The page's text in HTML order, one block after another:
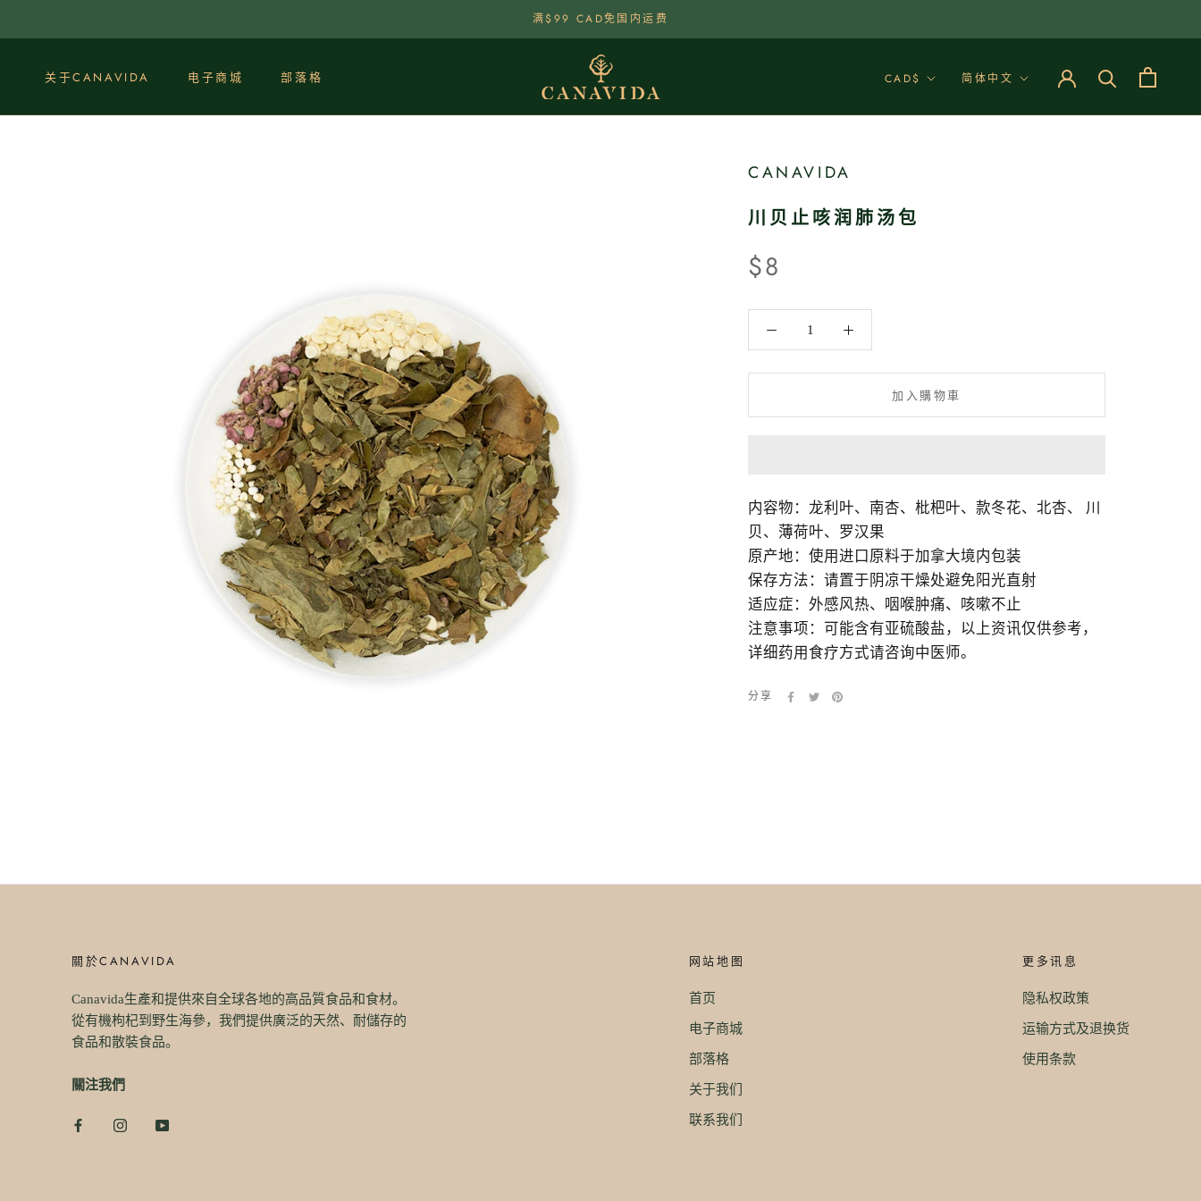
容
满$99 CAD免国内运费
关于CANAVIDA 电子商城
部落格
幣
CAD$
語
简体中文
CANAVIDA
川贝止咳润肺汤包
$8
加入購物車
内容物：龙利叶、南杏、枇杷叶、款冬花、北杏、 川
贝、薄荷叶、罗汉果
原产地：使用进口原料于加拿大境内包装
保存方法：请置于阴凉干燥处避免阳光直射
适应症：外感风热、咽喉肿痛、咳嗽不止
注意事项：可能含有亚硫酸盐，以上资讯仅供参考，
详细药用食疗方式请咨询中医师。
分享
關於CANAVIDA
Canavida生產和提供來自全球各地的高品質食品和食材。
從有機枸杞到野生海參，我們提供廣泛的天然、耐儲存的
食品和散裝食品。
關注我們
网站地图
首页
电子商城
部落格
关于我们
联系我们
更多讯息
隐私权政策
运输方式及退换货
使用条款